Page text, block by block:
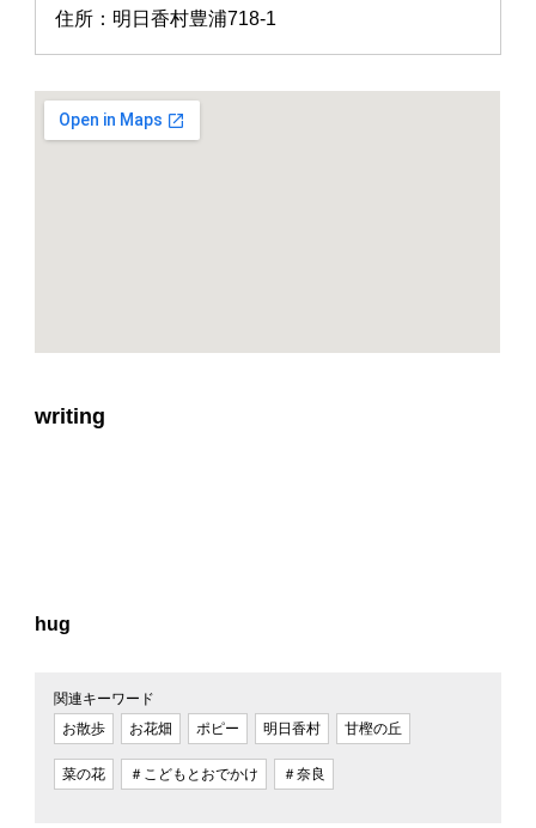
住所：明日香村豊浦718-1
writing
hug
関連キーワード
お散歩
お花畑 ポピー 明日香村 甘樫の丘
菜の花 ＃こどもとおでかけ ＃奈良